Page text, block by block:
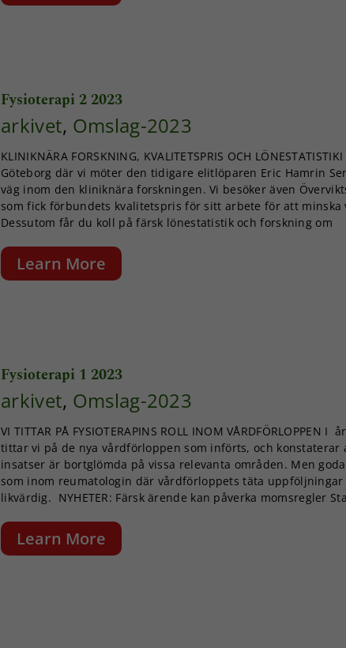
Fysioterapi 2 2023
arkivet, Omslag-2023
KLINIKNÄRA FORSKNING, KVALITETSPRIS OCH
Göteborg där vi möter den tidigare elitlöparen Eric Hamrin
väg inom den kliniknära forskningen. Vi besöker även
som fick förbundets kvalitetspris för sitt arbete för att minska
Dessutom får du koll på färsk lönestatistik och forskning om
Learn More
Fysioterapi 1 2023
arkivet, Omslag-2023
VI TITTAR PÅ FYSIOTERAPINS ROLL INOM VÅRDFÖRLOPPEN
tittar vi på de nya vårdförloppen som införts, och konstaterar
insatser är bortglömda på vissa relevanta områden. Men
som inom reumatologin där vårdförloppets täta
likvärdig. NYHETER: Färsk ärende kan påverka momsregler
Learn More
Nödvändiga
taget ska
Statistik
För att vi ska
förbättra
hemsidans
funktionalitet
och